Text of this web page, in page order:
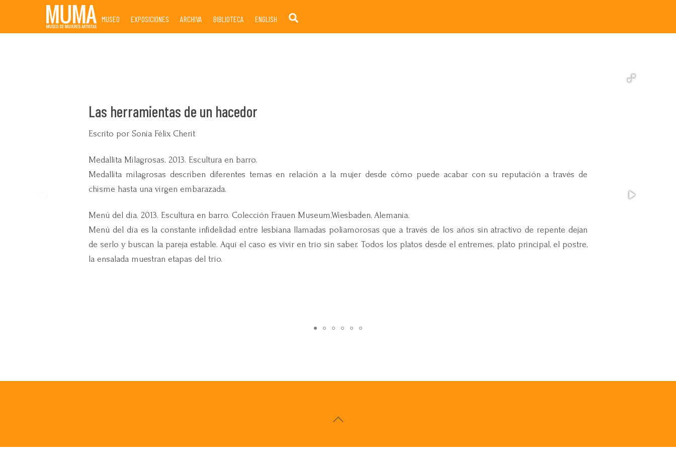
content
MUSEO EXPOSICIONES ARCHIVA BIBLIOTECA ENGLISH
Las herramientas de un hacedor
Escrito por Sonia Félix Cherit
Medallita Milagrosas. 2013. Escultura en barro.
Medallita milagrosas describen diferentes temas en relación a la mujer desde cómo puede acabar con su reputación a través de
chisme hasta una virgen embarazada.
Menú del día. 2013. Escultura en barro. Colección Frauen Museum,Wiesbaden, Alemania.
Menú del día es la constante infidelidad entre lesbiana llamadas poliamorosas que a través de los años sin atractivo de repente dejan
de serlo y buscan la pareja estable. Aquí el caso es vivir en trío sin saber. Todos los platos desde el entremes, plato principal, el postre,
la ensalada muestran etapas del trío.
Back
Top